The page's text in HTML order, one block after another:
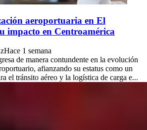
aeroportuaria en El
impacto en Centroamérica
Hace 1 semana
de manera contundente en la evolución
afianzando su estatus como un
el tránsito aéreo y la logística de carga e...